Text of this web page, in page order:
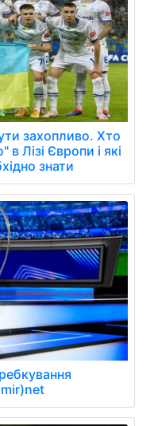
захопливо. Хто
Лізі Європи і які
знати